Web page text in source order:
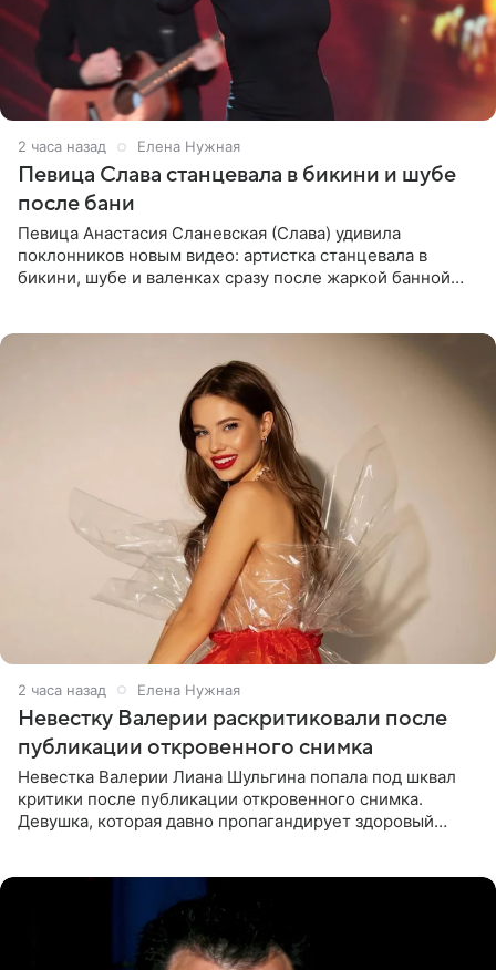
2 часа назад Елена Нужная
Певица Слава станцевала в бикини и шубе
после бани
Певица Анастасия Сланевская (Слава) удивила
поклонников новым видео: артистка станцевала в
бикини, шубе и валенках сразу после жаркой банной
2 часа назад Елена Нужная
Невестку Валерии раскритиковали после
публикации откровенного снимка
Невестка Валерии Лиана Шульгина попала под шквал
критики после публикации откровенного снимка.
Девушка, которая давно пропагандирует здоровый